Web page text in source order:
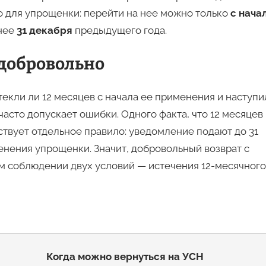
упрощенки: перейти на нее можно только с
31 декабря предыдущего года.
ли 12 месяцев с начала ее применения и
допускает ошибки. Одного факта, что 12 месяцев
отдельное правило: уведомление подают до 31
упрощенки. Значит, добровольный возврат с
двух условий — истечения 12-месячного
Когда можно вернуться на УСН